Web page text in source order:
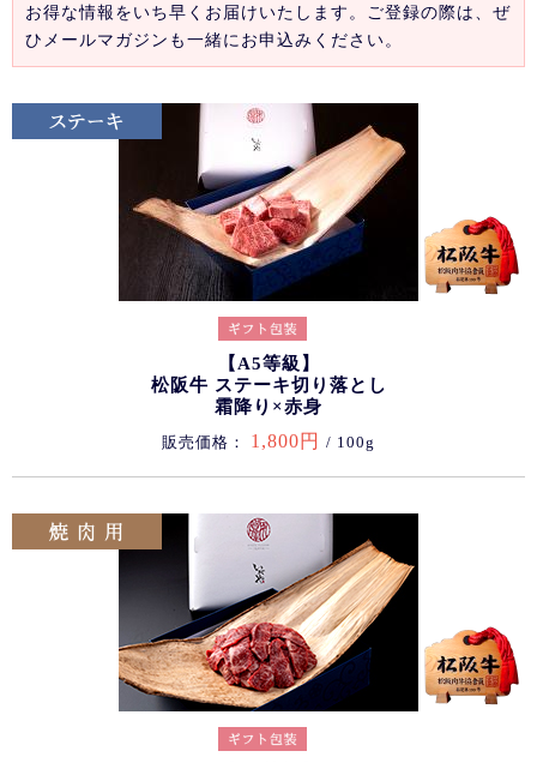
お得な情報をいち早くお届けいたします。ご登録の際は、ぜ
ひメールマガジンも一緒にお申込みください。
【A5等級】
松阪牛 ステーキ切り落とし
霜降り×赤身
販売価格： 1,800円 / 100g